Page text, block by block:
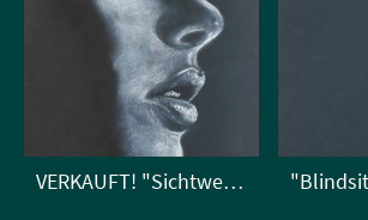
VERKAUFT! "Sichtweise"